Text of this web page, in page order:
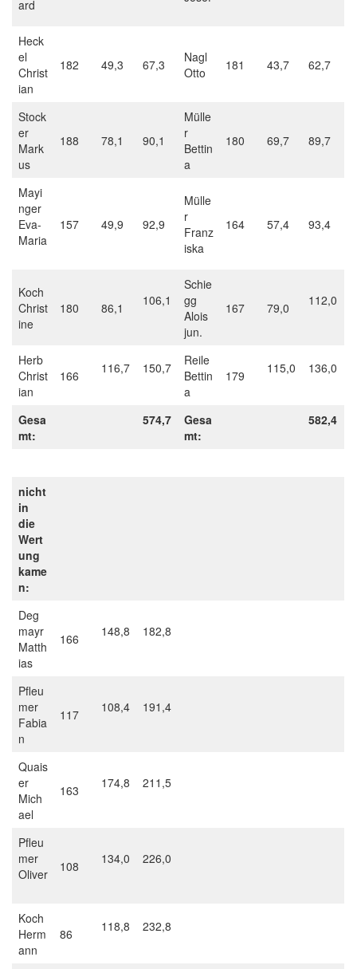
ard
Heck
el
Christ
ian
182 49,3 67,3
Nagl
Otto
181 43,7 62,7
Stock
er
Mark
us
188 78,1 90,1
Mülle
r
Bettin
a
180 69,7 89,7
Mayi
nger
Eva-
Maria
157 49,9 92,9
Mülle
r
Franz
iska
164 57,4 93,4
Koch
Christ
ine
180 86,1 106,1
Schie
gg
Alois
jun.
167 79,0 112,0
Herb
Christ
ian
166 116,7 150,7
Reile
Bettin
a
179 115,0 136,0
Gesa
mt:
574,7
Gesa
mt:
582,4
nicht
in
die
Wert
ung
kame
n:
Deg
mayr
Matth
ias
166 148,8 182,8
Pfleu
mer
Fabia
n
117 108,4 191,4
Quais
er
Mich
ael
163 174,8 211,5
Pfleu
mer
Oliver
108 134,0 226,0
Koch
Herm
ann
86 118,8 232,8